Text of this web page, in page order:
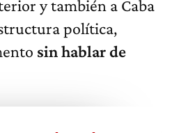
y también a Caba
política,
sin hablar de